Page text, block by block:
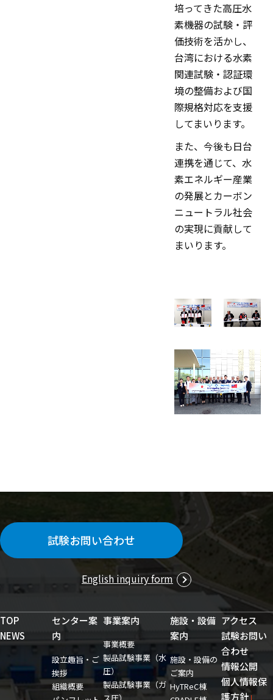
培ってきた高圧水
素機器の試験・評
価技術を活かし、
台湾における水素
関連試験・認証環
境の整備および国
際規格対応を支援
してまいります。
また、今後も日台
連携を通じて、水
素エネルギー産業
の発展とカーボン
ニュートラル社会
の実現に貢献して
まいります。
試験お問い合わせ
English inquiry form
TOP
NEWS
センター案
内
設立趣旨・ご
挨拶
組織概要
事業案内
事業概要
製品試験事業（水
圧）
製品試験事業（ガ
施設・設備
案内
施設・設備の
ご案内
HyTReC棟
アクセス
試験お問い
合わせ
情報公開
個人情報保
護方針